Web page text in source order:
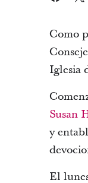
Como
Iglesia
Susan
y
El